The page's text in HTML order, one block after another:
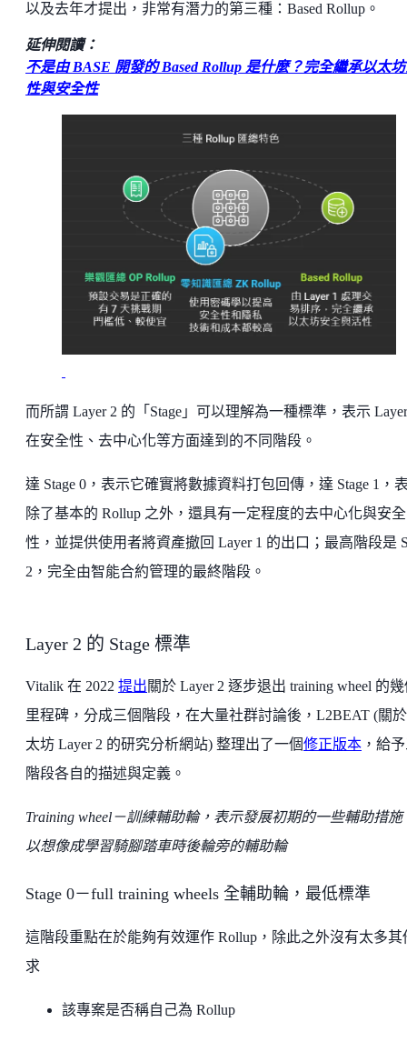
以及去年才提出，非常有潛力的第三種：Based Rollup。
延伸閱讀：
不是由 BASE 開發的 Based Rollup 是什麼？完全繼承以太
性與安全性
而所謂 Layer 2 的「Stage」可以理解為一種標準，表示
在安全性、去中心化等方面達到的不同階段。
達 Stage 0，表示它確實將數據資料打包回傳，達 Stage 1，
除了基本的 Rollup 之外，還具有一定程度的去中心化與安全
性，並提供使用者將資產撤回 Layer 1 的出口；最高階段是
2，完全由智能合約管理的最終階段。
Layer 2 的 Stage 標準
Vitalik 在 2022 提出關於 Layer 2 逐步退出 training wheel 的
里程碑，分成三個階段，在大量社群討論後，L2BEAT (關
太坊 Layer 2 的研究分析網站) 整理出了一個修正版本 ，給
階段各自的描述與定義。
Training wheel－訓練輔助輪，表示發展初期的一些輔助措施
以想像成學習騎腳踏車時後輪旁的輔助輪
Stage 0－full training wheels 全輔助輪，最低標準
這階段重點在於能夠有效運作 Rollup，除此之外沒有太多其
求
該專案是否稱自己為 Rollup